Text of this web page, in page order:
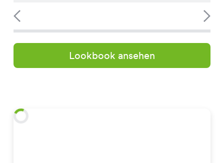
Lookbook ansehen